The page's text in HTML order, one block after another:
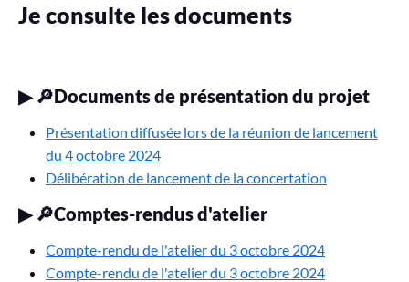
Je consulte les documents
▶🔎Documents de présentation du projet
Présentation diffusée lors de la réunion de lancement
du 4 octobre 2024
Délibération de lancement de la concertation
▶🔎Comptes-rendus d'atelier
Compte-rendu de l'atelier du 3 octobre 2024
Compte-rendu de l'atelier du 3 octobre 2024